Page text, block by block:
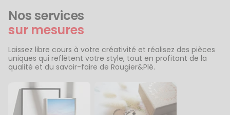
Nos services
sur mesures
Laissez libre cours à votre créativité et réalisez des pièces
uniques qui reflètent votre style, tout en profitant de la
qualité et du savoir-faire de Rougier&Plé.